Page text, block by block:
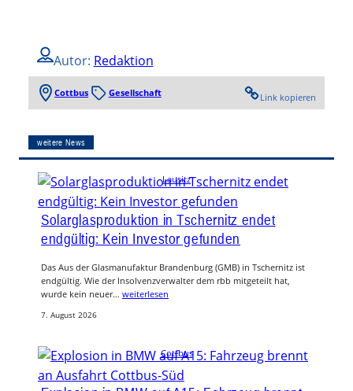
Autor: Redaktion
Cottbus Gesellschaft Link kopieren
weitere News
Lausitz
Solarglasproduktion in Tschernitz endet
endgültig: Kein Investor gefunden
Das Aus der Glasmanufaktur Brandenburg (GMB) in Tschernitz ist
endgültig. Wie der Insolvenzverwalter dem rbb mitgeteilt hat,
wurde kein neuer… weiterlesen
7. August 2026
Cottbus